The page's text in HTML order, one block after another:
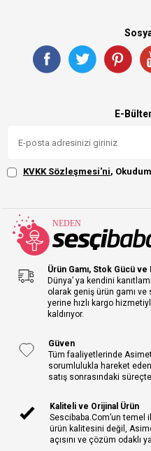
E-
KVKK Sözleşmesi'ni,
Ürün Gamı, Stok Gücü ve
Dünya’ ya kendini
olarak geniş ürün gamı
yerine hızlı kargo
kaldırıyor.
Güven
Tüm faaliyetlerinde
sorumlulukla hareket
satış sonrasındaki
Kaliteli ve Orijinal Ürün
Sescibaba.Com’un
ürün kalitesini değil,
açısını ve çözüm odaklı